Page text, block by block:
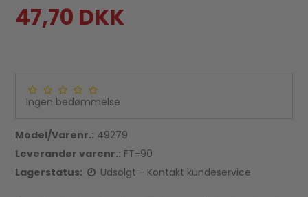
47,70 DKK
Ingen bedømmelse
Model/Varenr.: 49279
Leverandør varenr.: FT-90
Lagerstatus:
Udsolgt - Kontakt kundeservice